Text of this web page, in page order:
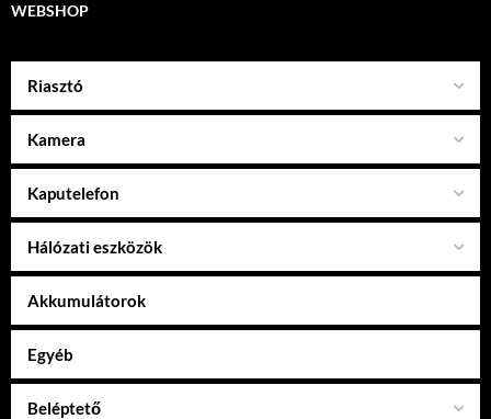
WEBSHOP
Riasztó
Kamera
Kaputelefon
Hálózati eszközök
Akkumulátorok
Egyéb
Beléptető